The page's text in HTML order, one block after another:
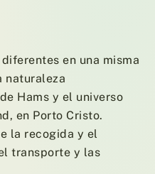
en una misma
naturaleza
Hams y el universo
en Porto Cristo.
la recogida y el
transporte y las